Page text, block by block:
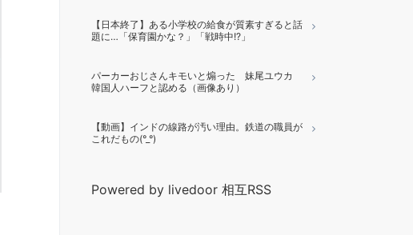
【日本終了】ある小学校の給食が質素すぎると話
題に…「保育園かな？」「戦時中!?」
パーカーおじさんキモいと煽った 妹尾ユウカ
韓国人ハーフと認める（画像あり）
【動画】インドの線路が汚い理由。鉄道の職員が
これだもの(°_°)
Powered by livedoor 相互RSS